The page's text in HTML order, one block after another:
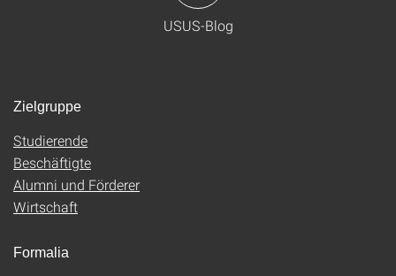
USUS-Blog
Zielgruppe
Studierende
Beschäftigte
Alumni und Förderer
Wirtschaft
Formalia